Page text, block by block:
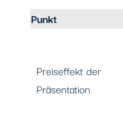
Punkt
Preiseffekt der
Präsentation